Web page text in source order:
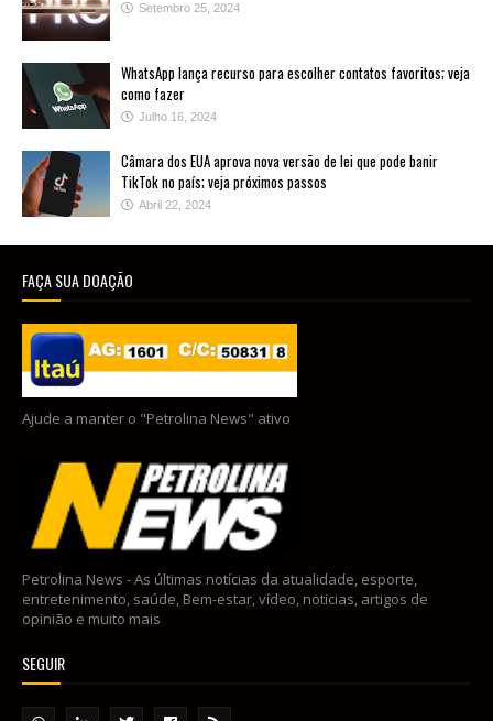
Setembro 25, 2024
WhatsApp lança recurso para escolher contatos favoritos; veja
como fazer
Julho 16, 2024
Câmara dos EUA aprova nova versão de lei que pode banir
TikTok no país; veja próximos passos
Abril 22, 2024
FAÇA SUA DOAÇÃO
Ajude a manter o "Petrolina News" ativo
Petrolina News - As últimas notícias da atualidade, esporte,
entretenimento, saúde, Bem-estar, vídeo, noticias, artigos de
opinião e muito mais
SEGUIR